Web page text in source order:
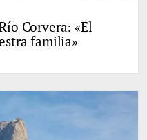
Corvera: «El
familia»